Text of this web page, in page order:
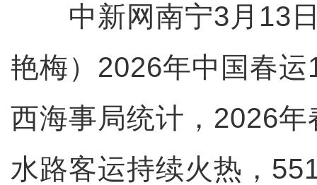
中新网南宁3月13日
艳梅）2026年中国春
西海事局统计，2026
水路客运持续火热，